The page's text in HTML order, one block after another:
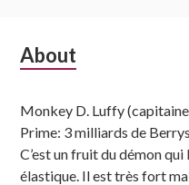
Subsidiary
About
Monkey D. Luffy
Prime: 3 milliards de Berrys
C’est un fruit du démon
élastique. Il est très fort